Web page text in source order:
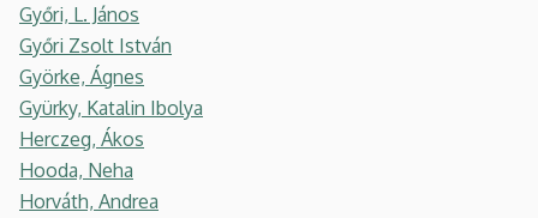
Győri, L. János
Győri Zsolt István
Györke, Ágnes
Gyürky, Katalin Ibolya
Herczeg, Ákos
Hooda, Neha
Horváth, Andrea